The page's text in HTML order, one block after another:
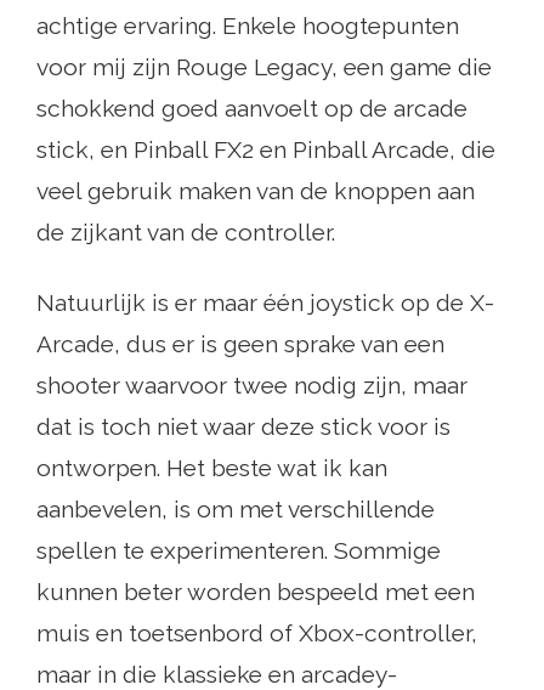
achtige ervaring. Enkele hoogtepunten
voor mij zijn Rouge Legacy, een game die
schokkend goed aanvoelt op de arcade
stick, en Pinball FX2 en Pinball Arcade, die
veel gebruik maken van de knoppen aan
de zijkant van de controller.
Natuurlijk is er maar één joystick op de X-
Arcade, dus er is geen sprake van een
shooter waarvoor twee nodig zijn, maar
dat is toch niet waar deze stick voor is
ontworpen. Het beste wat ik kan
aanbevelen, is om met verschillende
spellen te experimenteren. Sommige
kunnen beter worden bespeeld met een
muis en toetsenbord of Xbox-controller,
maar in die klassieke en arcadey-